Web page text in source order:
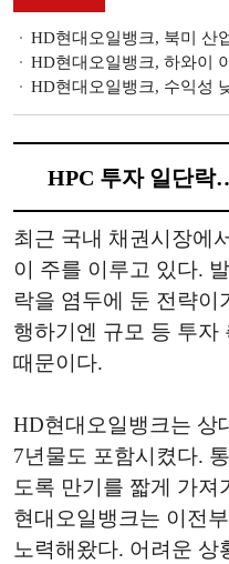
HD현대오일뱅크, 북미 산
HD현대오일뱅크, 하와이
HD현대오일뱅크, 수익성
HPC 투자 일단락
최근 국내 채권시장에
이 주를 이루고 있다.
락을 염두에 둔 전략이
행하기엔 규모 등 투자
때문이다.
HD현대오일뱅크는 상
7년물도 포함시켰다.
도록 만기를 짧게 가
현대오일뱅크는 이전
노력해왔다. 어려운